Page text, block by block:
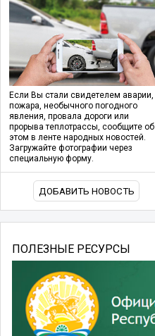
Если Вы стали свидетелем аварии,
пожара, необычного погодного
явления, провала дороги или
прорыва теплотрассы, сообщите об
этом в ленте народных новостей.
Загружайте фотографии через
специальную форму.
ДОБАВИТЬ НОВОСТЬ
ПОЛЕЗНЫЕ РЕСУРСЫ